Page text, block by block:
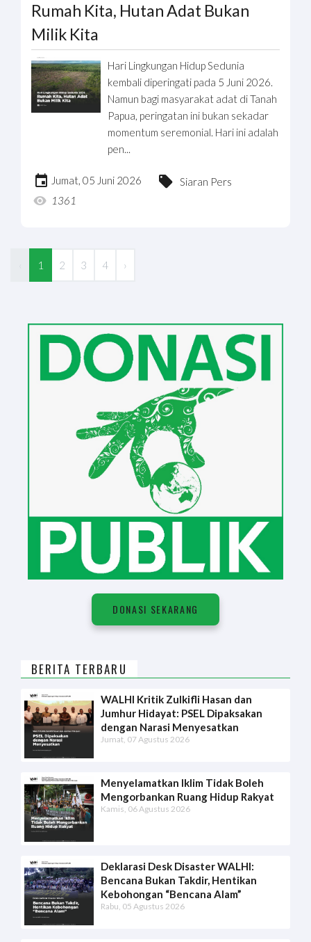
Rumah Kita, Hutan Adat Bukan
Milik Kita
Hari Lingkungan Hidup Sedunia
kembali diperingati pada 5 Juni 2026.
Namun bagi masyarakat adat di Tanah
Papua, peringatan ini bukan sekadar
momentum seremonial. Hari ini adalah
pen...
Jumat, 05 Juni 2026
Siaran Pers
1361
1 2 3 4 ›
DONASI SEKARANG
BERITA TERBARU
WALHI Kritik Zulkifli Hasan dan
Jumhur Hidayat: PSEL Dipaksakan
dengan Narasi Menyesatkan
Jumat, 07 Agustus 2026
Menyelamatkan Iklim Tidak Boleh
Mengorbankan Ruang Hidup Rakyat
Kamis, 06 Agustus 2026
Deklarasi Desk Disaster WALHI:
Bencana Bukan Takdir, Hentikan
Kebohongan “Bencana Alam”
Rabu, 05 Agustus 2026